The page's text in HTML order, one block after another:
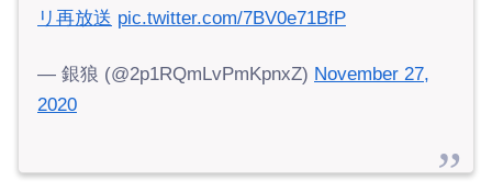
リ再放送 pic.twitter.com/7BV0e71BfP
— 銀狼 (@2p1RQmLvPmKpnxZ) November 27,
2020